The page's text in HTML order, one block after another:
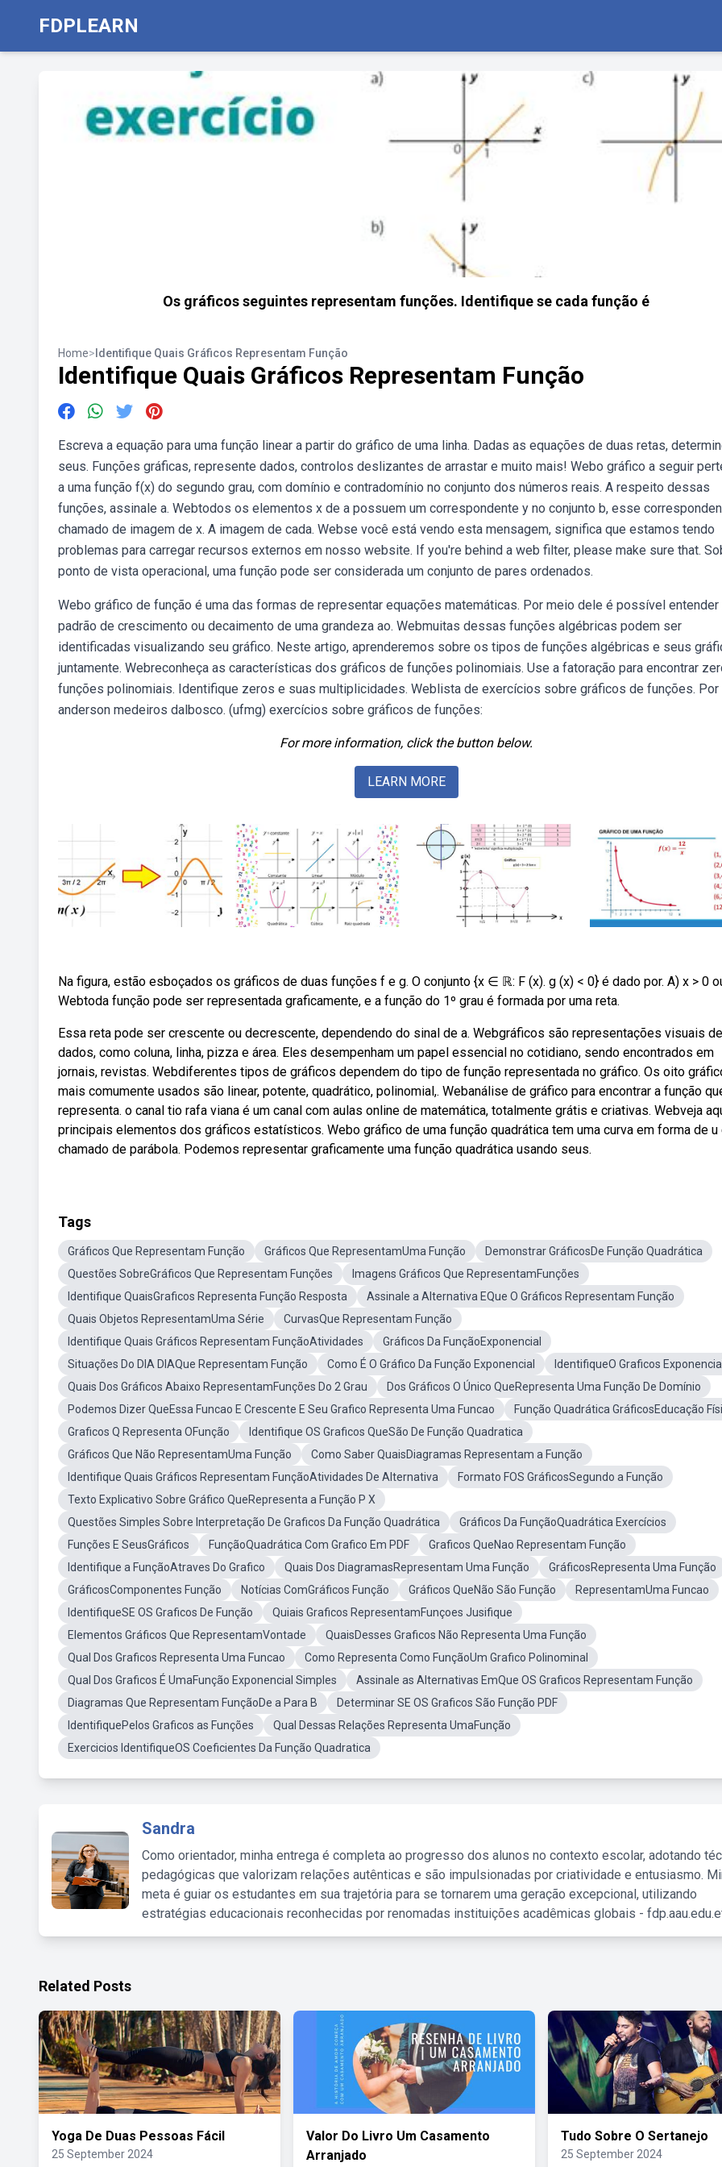
FDPLEARN
Os gráficos seguintes representam funções. Identifique se cada função é
Home> Identifique Quais Gráficos Representam Função
Identifique Quais Gráficos Representam Função
Escreva a equação para uma função linear a partir do gráfico de uma linha. Dadas as equações de duas retas,
seus. Funções gráficas, represente dados, controlos deslizantes de arrastar e muito mais! Webo gráfico a seguir
a uma função f(x) do segundo grau, com domínio e contradomínio no conjunto dos números reais. A respeito dessas
funções, assinale a. Webtodos os elementos x de a possuem um correspondente y no conjunto b, esse
chamado de imagem de x. A imagem de cada. Webse você está vendo esta mensagem, significa que estamos tendo
problemas para carregar recursos externos em nosso website. If you're behind a web filter, please make sure that.
ponto de vista operacional, uma função pode ser considerada um conjunto de pares ordenados.
Webo gráfico de função é uma das formas de representar equações matemáticas. Por meio dele é possível entender
padrão de crescimento ou decaimento de uma grandeza ao. Webmuitas dessas funções algébricas podem ser
identificadas visualizando seu gráfico. Neste artigo, aprenderemos sobre os tipos de funções algébricas e seus
juntamente. Webreconheça as características dos gráficos de funções polinomiais. Use a fatoração para encontrar
funções polinomiais. Identifique zeros e suas multiplicidades. Weblista de exercícios sobre gráficos de funções. Por
anderson medeiros dalbosco. (ufmg) exercícios sobre gráficos de funções:
For more information, click the button below.
LEARN MORE
Na figura, estão esboçados os gráficos de duas funções f e g. O conjunto {x ∈ ℝ: F (x). g (x) < 0} é dado por. A) x > 0
Webtoda função pode ser representada graficamente, e a função do 1º grau é formada por uma reta.
Essa reta pode ser crescente ou decrescente, dependendo do sinal de a. Webgráficos são representações visuais de
dados, como coluna, linha, pizza e área. Eles desempenham um papel essencial no cotidiano, sendo encontrados em
jornais, revistas. Webdiferentes tipos de gráficos dependem do tipo de função representada no gráfico. Os oito
mais comumente usados são linear, potente, quadrático, polinomial,. Webanálise de gráfico para encontrar a função
representa. o canal tio rafa viana é um canal com aulas online de matemática, totalmente grátis e criativas. Webveja
principais elementos dos gráficos estatísticos. Webo gráfico de uma função quadrática tem uma curva em forma de u
chamado de parábola. Podemos representar graficamente uma função quadrática usando seus.
Tags
Gráficos Que Representam Função Gráficos Que RepresentamUma Função
Demonstrar GráficosDe Função Quadrática
Questões SobreGráficos Que Representam Funções
Imagens Gráficos Que RepresentamFunções
Identifique QuaisGraficos Representa Função Resposta
Assinale a Alternativa EQue O Gráficos Representam Função
Quais Objetos RepresentamUma Série
CurvasQue Representam Função
Identifique Quais Gráficos Representam FunçãoAtividades
Gráficos Da FunçãoExponencial
Situações Do DIA DIAQue Representam Função
Como É O Gráfico Da Função Exponencial
IdentifiqueO Graficos
Quais Dos Gráficos Abaixo RepresentamFunções Do 2 Grau
Dos Gráficos O Único QueRepresenta Uma Função De Domínio
Podemos Dizer QueEssa Funcao E Crescente E Seu Grafico Representa Uma Funcao
Função Quadrática GráficosEducação
Graficos Q Representa OFunção
Identifique OS Graficos QueSão De Função Quadratica
Gráficos Que Não RepresentamUma Função
Como Saber QuaisDiagramas Representam a Função
Identifique Quais Gráficos Representam FunçãoAtividades De Alternativa
Formato FOS GráficosSegundo a Função
Texto Explicativo Sobre Gráfico QueRepresenta a Função P X
Questões Simples Sobre Interpretação De Graficos Da Função Quadrática
Gráficos Da FunçãoQuadrática Exercícios
Funções E SeusGráficos
FunçãoQuadrática Com Grafico Em PDF
Graficos QueNao Representam Função
Identifique a FunçãoAtraves Do Grafico
Quais Dos DiagramasRepresentam Uma Função
GráficosRepresenta Uma Função
GráficosComponentes Função
Notícias ComGráficos Função Gráficos QueNão São Função
RepresentamUma Funcao
IdentifiqueSE OS Graficos De Função
Quiais Graficos RepresentamFunçoes Jusifique
Elementos Gráficos Que RepresentamVontade
QuaisDesses Graficos Não Representa Uma Função
Qual Dos Graficos Representa Uma Funcao
Como Representa Como FunçãoUm Grafico Polinominal
Qual Dos Graficos É UmaFunção Exponencial Simples
Assinale as Alternativas EmQue OS Graficos Representam Função
Diagramas Que Representam FunçãoDe a Para B
Determinar SE OS Graficos São Função PDF
IdentifiquePelos Graficos as Funções
Qual Dessas Relações Representa UmaFunção
Exercicios IdentifiqueOS Coeficientes Da Função Quadratica
Sandra
Como orientador, minha entrega é completa ao progresso dos alunos no contexto escolar, adotando
pedagógicas que valorizam relações autênticas e são impulsionadas por criatividade e entusiasmo.
meta é guiar os estudantes em sua trajetória para se tornarem uma geração excepcional, utilizando
estratégias educacionais reconhecidas por renomadas instituições acadêmicas globais -
Related Posts
Yoga De Duas Pessoas Fácil
25 September 2024
Valor Do Livro Um Casamento
Arranjado
Tudo Sobre O Sertanejo
25 September 2024